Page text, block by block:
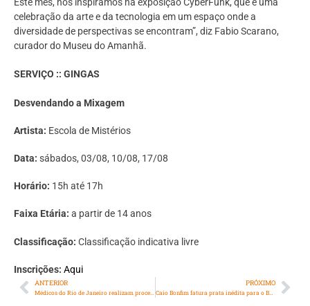
Este mês, nos inspiramos na exposição CyberFunk, que é uma
celebração da arte e da tecnologia em um espaço onde a
diversidade de perspectivas se encontram”, diz Fabio Scarano,
curador do Museu do Amanhã.
SERVIÇO :: GINGAS
Desvendando a Mixagem
Artista: Escola de Mistérios
Data: sábados, 03/08, 10/08, 17/08
Horário: 15h até 17h
Faixa Etária: a partir de 14 anos
Classificação: Classificação indicativa livre
Inscrições: Aqui
ANTERIOR PRÓXIMO
Caio Bonfim fatura prata inédita para o Brasil na marcha atlética